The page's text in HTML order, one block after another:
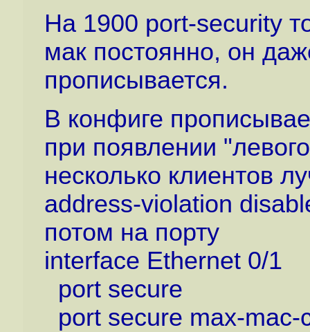
На 1900 port-security
мак постоянно, он
прописывается.
В конфиге
при появлении
несколько клиентов
address-violation
потом на порту
interface Ethernet 0/1
port secure
port secure max-mac-